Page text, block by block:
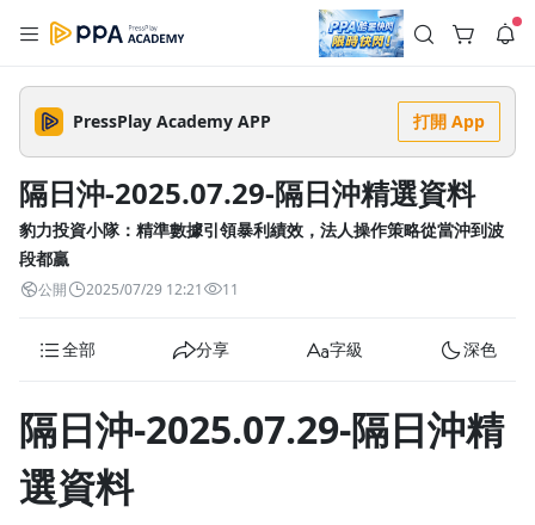
註冊領取 上千元優惠券！
公告
🌞 PPA 避暑津貼．冷氣房升級｜期間快閃活動
2% 點數回饋！🚀 酷暑來襲．偷偷在冷氣房升級 📈⭐️ 【冷氣房
進修 限時開跑】◾單筆滿 NT$2,500 現折 NT$300◾活動期間：
即日起 - 8/13（只有一週）-📣 酷暑季好康 \ 再加碼 /→ 點數回饋
無上限🔥購買任一課程 or 訂閱✅ 消費即享回饋 1% 點數✅ 滿
入好友👉 享有「渠道專屬活動」及「個人化推播」！
5 天前
PressPlay Academy APP 打開 App
隔日沖-2025.07.29-隔日沖精選資料
豹力投資小隊：精準數據引領暴利績效，法人操作策略從當沖到波
段都贏
公開 2025/07/29 12:21 11
全部 分享 字級 深色
隔日沖-2025.07.29-隔日沖精
選資料
--:-- --:--
1.75x
沒有播放清單
去逛逛
返回播放器
清除全部